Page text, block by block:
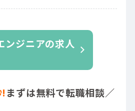
ンジニアの求人
まずは無料で転職相談／